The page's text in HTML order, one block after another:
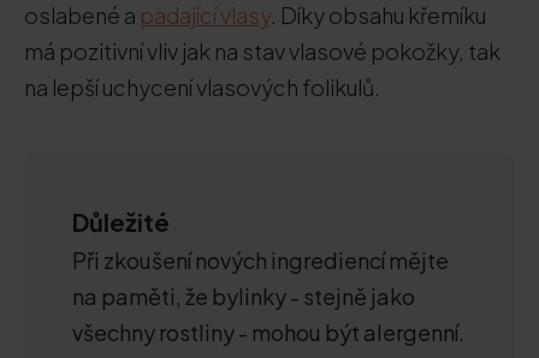
oslabené a padající vlasy. Díky obsahu křemíku
má pozitivní vliv jak na stav vlasové pokožky, tak
na lepší uchycení vlasových folikulů.
Důležité
Při zkoušení nových ingrediencí mějte
na paměti, že bylinky - stejně jako
všechny rostliny - mohou být alergenní.